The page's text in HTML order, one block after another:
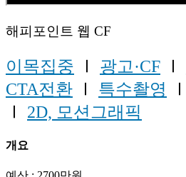
해피포인트 웹 CF
이목집중 Ⅰ 광고·CF Ⅰ
CTA전환 Ⅰ 특수촬영 Ⅰ
Ⅰ 2D, 모션그래픽
개요